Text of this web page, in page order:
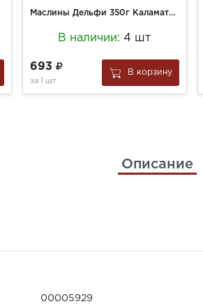
Маслины Дельфи 350г Каламата б/косточек ст/б
В наличии:4 шт
693
за 1 шт
В корзину
Описание
00005929